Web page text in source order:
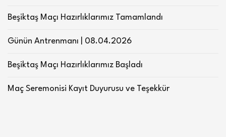
Beşiktaş Maçı Hazırlıklarımız Tamamlandı
Günün Antrenmanı | 08.04.2026
Beşiktaş Maçı Hazırlıklarımız Başladı
Maç Seremonisi Kayıt Duyurusu ve Teşekkür